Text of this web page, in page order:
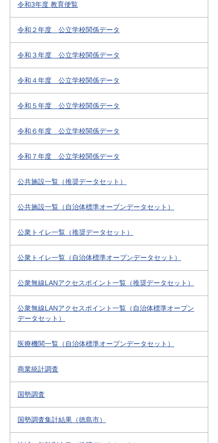
令和3年度 教育便覧
令和２年度 公立学校関係データ
令和３年度 公立学校関係データ
令和４年度 公立学校関係データ
令和５年度 公立学校関係データ
令和６年度 公立学校関係データ
令和７年度 公立学校関係データ
公共施設一覧（推奨データセット）
公共施設一覧（自治体標準オープンデータセット）
公衆トイレ一覧（推奨データセット）
公衆トイレ一覧（自治体標準オープンデータセット）
公衆無線LANアクセスポイント一覧（推奨データセット）
公衆無線LANアクセスポイント一覧（自治体標準オープン
データセット）
医療機関一覧（自治体標準オープンデータセット）
商業統計調査
国勢調査
国勢調査集計結果（徳島市）